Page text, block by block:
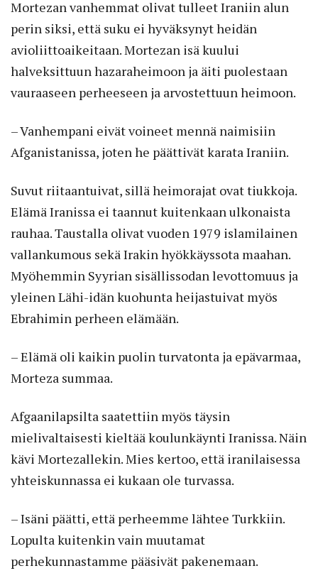
Mortezan vanhemmat olivat tulleet Iraniin alun
perin siksi, että suku ei hyväksynyt heidän
avioliittoaikeitaan. Mortezan isä kuului
halveksittuun hazaraheimoon ja äiti puolestaan
vauraaseen perheeseen ja arvostettuun heimoon.
– Vanhempani eivät voineet mennä naimisiin
Afganistanissa, joten he päättivät karata Iraniin.
Suvut riitaantuivat, sillä heimorajat ovat tiukkoja.
Elämä Iranissa ei taannut kuitenkaan ulkonaista
rauhaa. Taustalla olivat vuoden 1979 islamilainen
vallankumous sekä Irakin hyökkäyssota maahan.
Myöhemmin Syyrian sisällissodan levottomuus ja
yleinen Lähi-idän kuohunta heijastuivat myös
Ebrahimin perheen elämään.
– Elämä oli kaikin puolin turvatonta ja epävarmaa,
Morteza summaa.
Afgaanilapsilta saatettiin myös täysin
mielivaltaisesti kieltää koulunkäynti Iranissa. Näin
kävi Mortezallekin. Mies kertoo, että iranilaisessa
yhteiskunnassa ei kukaan ole turvassa.
– Isäni päätti, että perheemme lähtee Turkkiin.
Lopulta kuitenkin vain muutamat
perhekunnastamme pääsivät pakenemaan.